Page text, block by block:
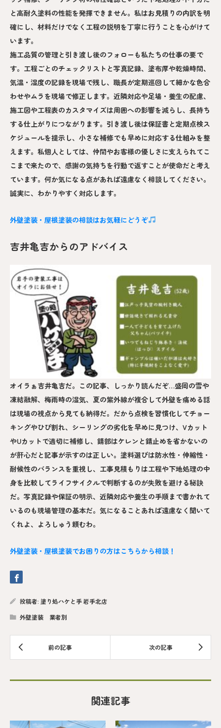
と高耐久塗料の性能を発揮できません。私はお見積りの内訳を明
確にし、材料だけでなく工程の説明を丁寧に行うことを心がけて
います。
施工品質の管理と引き渡し後のフォローも私たちの仕事の要で
す。工程ごとのチェックリストと写真記録、塗布厚や乾燥時間、
気温・湿度の記録を現場で残し、職長が定期巡回して細かな色合
わせやムラを現場で修正します。近隣対応や足場・養生の配慮、
施工図や工程表のカスタマイズは周囲への影響を減らし、長持ち
する仕上がりにつながります。引き渡し後は保証書と定期点検ス
ケジュールを提示し、小さな補修でも早めに対応する仕組みを整
えます。私個人としては、仲間やお客様の優しさに支えられてこ
こまで来たので、感謝の気持ちを行動で返すことが使命だと考え
ています。何か気になる点があれば遠慮なく相談してください。
誠実に、わかりやすく対応します。
外壁塗装・屋根塗装の相談はお気軽にどうぞ
吉井亀吉からのアドバイス
オイラぁ吉井亀吉だ。この記事、しっかり読んだぞ…盛岡の雪や
凍結融解、梅雨時の湿気、夏の紫外線が複合して外壁を痛める話
は現場の視点から見ても納得だ。だから点検を習慣化してチョー
キングやひび割れ、シーリングの劣化を早めに見つけ、Vカット
やUカットで適切に補修し、錆部はケレンと錆止めを省かないの
が肝心だと記事が示すのは正しい。塗料選びは防水性・伸縮性・
耐候性のバランスを重視し、工事見積もりは工程や下地処理の中
身を比較してライフサイクルで判断するのが失敗を避ける秘訣
だ。写真記録や保証の明示、近隣対応や養生の手順まで書かれて
いるのも現場管理の基本だ。気になることあれば遠慮なく聞いて
くれよ、よろしゅう頼むわ。
外壁塗装・屋根塗装でお困りの方はこちらから相談！
投稿者: 塗り処ハケと手 岩手北店
外壁塗装 業者別
関連記事